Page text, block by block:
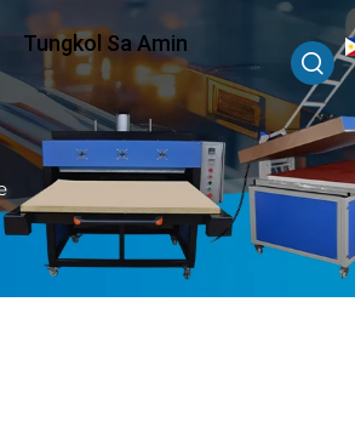
Tungkol Sa Amin